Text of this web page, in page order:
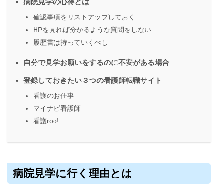
病院見学の心得とは
確認事項をリストアップしておく
HPを見れば分かるような質問をしない
履歴書は持っていくべし
自分で見学お願いをするのに不安がある場合
登録しておきたい３つの看護師転職サイト
看護のお仕事
マイナビ看護師
看護roo!
病院見学に行く理由とは